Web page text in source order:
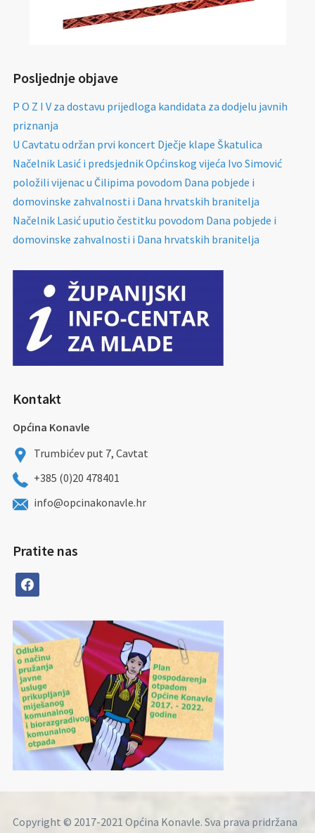
Posljednje objave
P O Z I V za dostavu prijedloga kandidata za dodjelu javnih
priznanja
U Cavtatu održan prvi koncert Dječje klape Škatulica
Načelnik Lasić i predsjednik Općinskog vijeća Ivo Simović
položili vijenac u Čilipima povodom Dana pobjede i
domovinske zahvalnosti i Dana hrvatskih branitelja
Načelnik Lasić uputio čestitku povodom Dana pobjede i
domovinske zahvalnosti i Dana hrvatskih branitelja
Kontakt
Općina Konavle
Trumbićev put 7, Cavtat
+385 (0)20 478401
info@opcinakonavle.hr
Pratite nas
facebook
Copyright © 2017-2021 Općina Konavle. Sva prava pridržana